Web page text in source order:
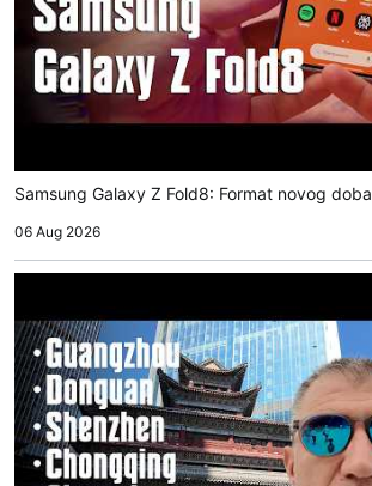
Samsung Galaxy Z Fold8: Format novog doba
06 Aug 2026